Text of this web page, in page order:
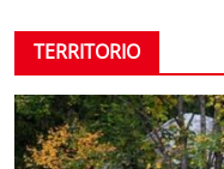
TERRITORIO